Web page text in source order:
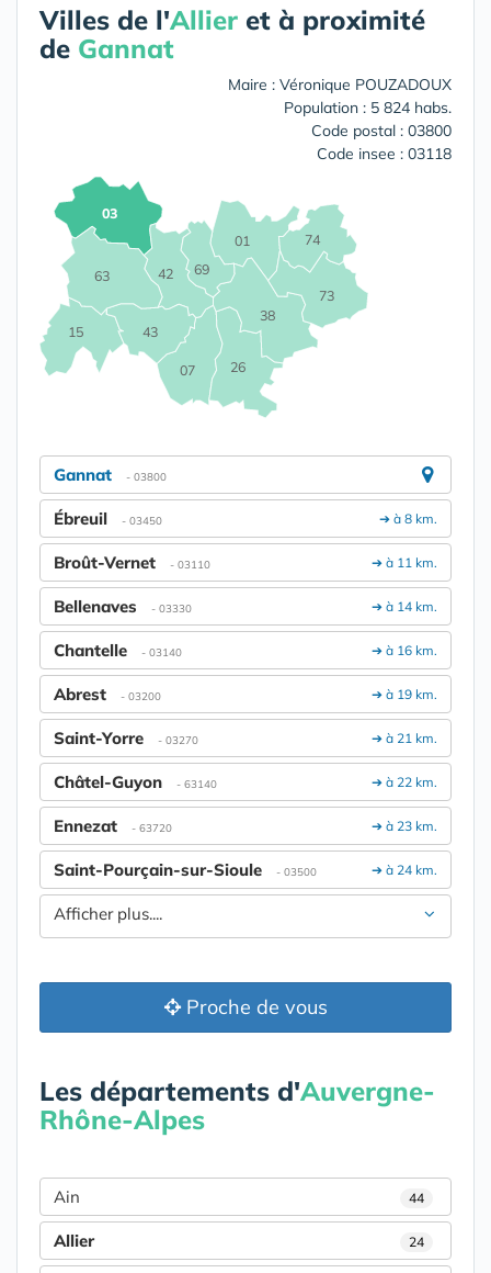
Villes de l'Allier et à proximité
de Gannat
Maire : Véronique POUZADOUX
Population : 5 824 habs.
Code postal : 03800
Code insee : 03118
01
03
07
15
26
38
42
43
63
69
73
74
Gannat - 03800
➔ à 8 km.
Ébreuil - 03450
➔ à 11 km.
Broût-Vernet - 03110
➔ à 14 km.
Bellenaves - 03330
➔ à 16 km.
Chantelle - 03140
➔ à 19 km.
Abrest - 03200
➔ à 21 km.
Saint-Yorre - 03270
➔ à 22 km.
Châtel-Guyon - 63140
➔ à 23 km.
Ennezat - 63720
➔ à 24 km.
Saint-Pourçain-sur-Sioule - 03500
Afficher plus....
Proche de vous
Les départements d'Auvergne-
Rhône-Alpes
Ain 44
Allier 24